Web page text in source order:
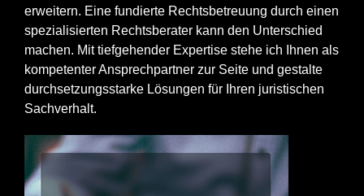
erweitern. Eine fundierte Rechtsbetreuung durch einen
spezialisierten Rechtsberater kann den Unterschied
machen. Mit tiefgehender Expertise stehe ich Ihnen als
kompetenter Ansprechpartner zur Seite und gestalte
durchsetzungsstarke Lösungen für Ihren juristischen
Sachverhalt.